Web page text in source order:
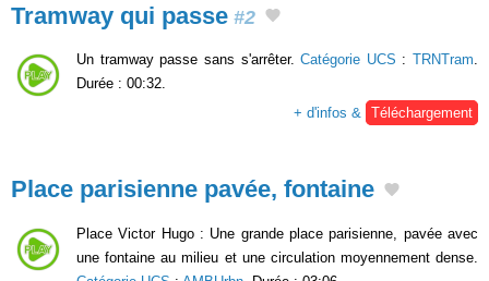
Tramway qui passe #2
Un tramway passe sans s'arrêter.Catégorie UCS : TRNTram.
Durée : 00:32.
+ d'infos & Téléchargement
Place parisienne pavée, fontaine
Place Victor Hugo : Une grande place parisienne, pavée avec
une fontaine au milieu et une circulation moyennement dense.